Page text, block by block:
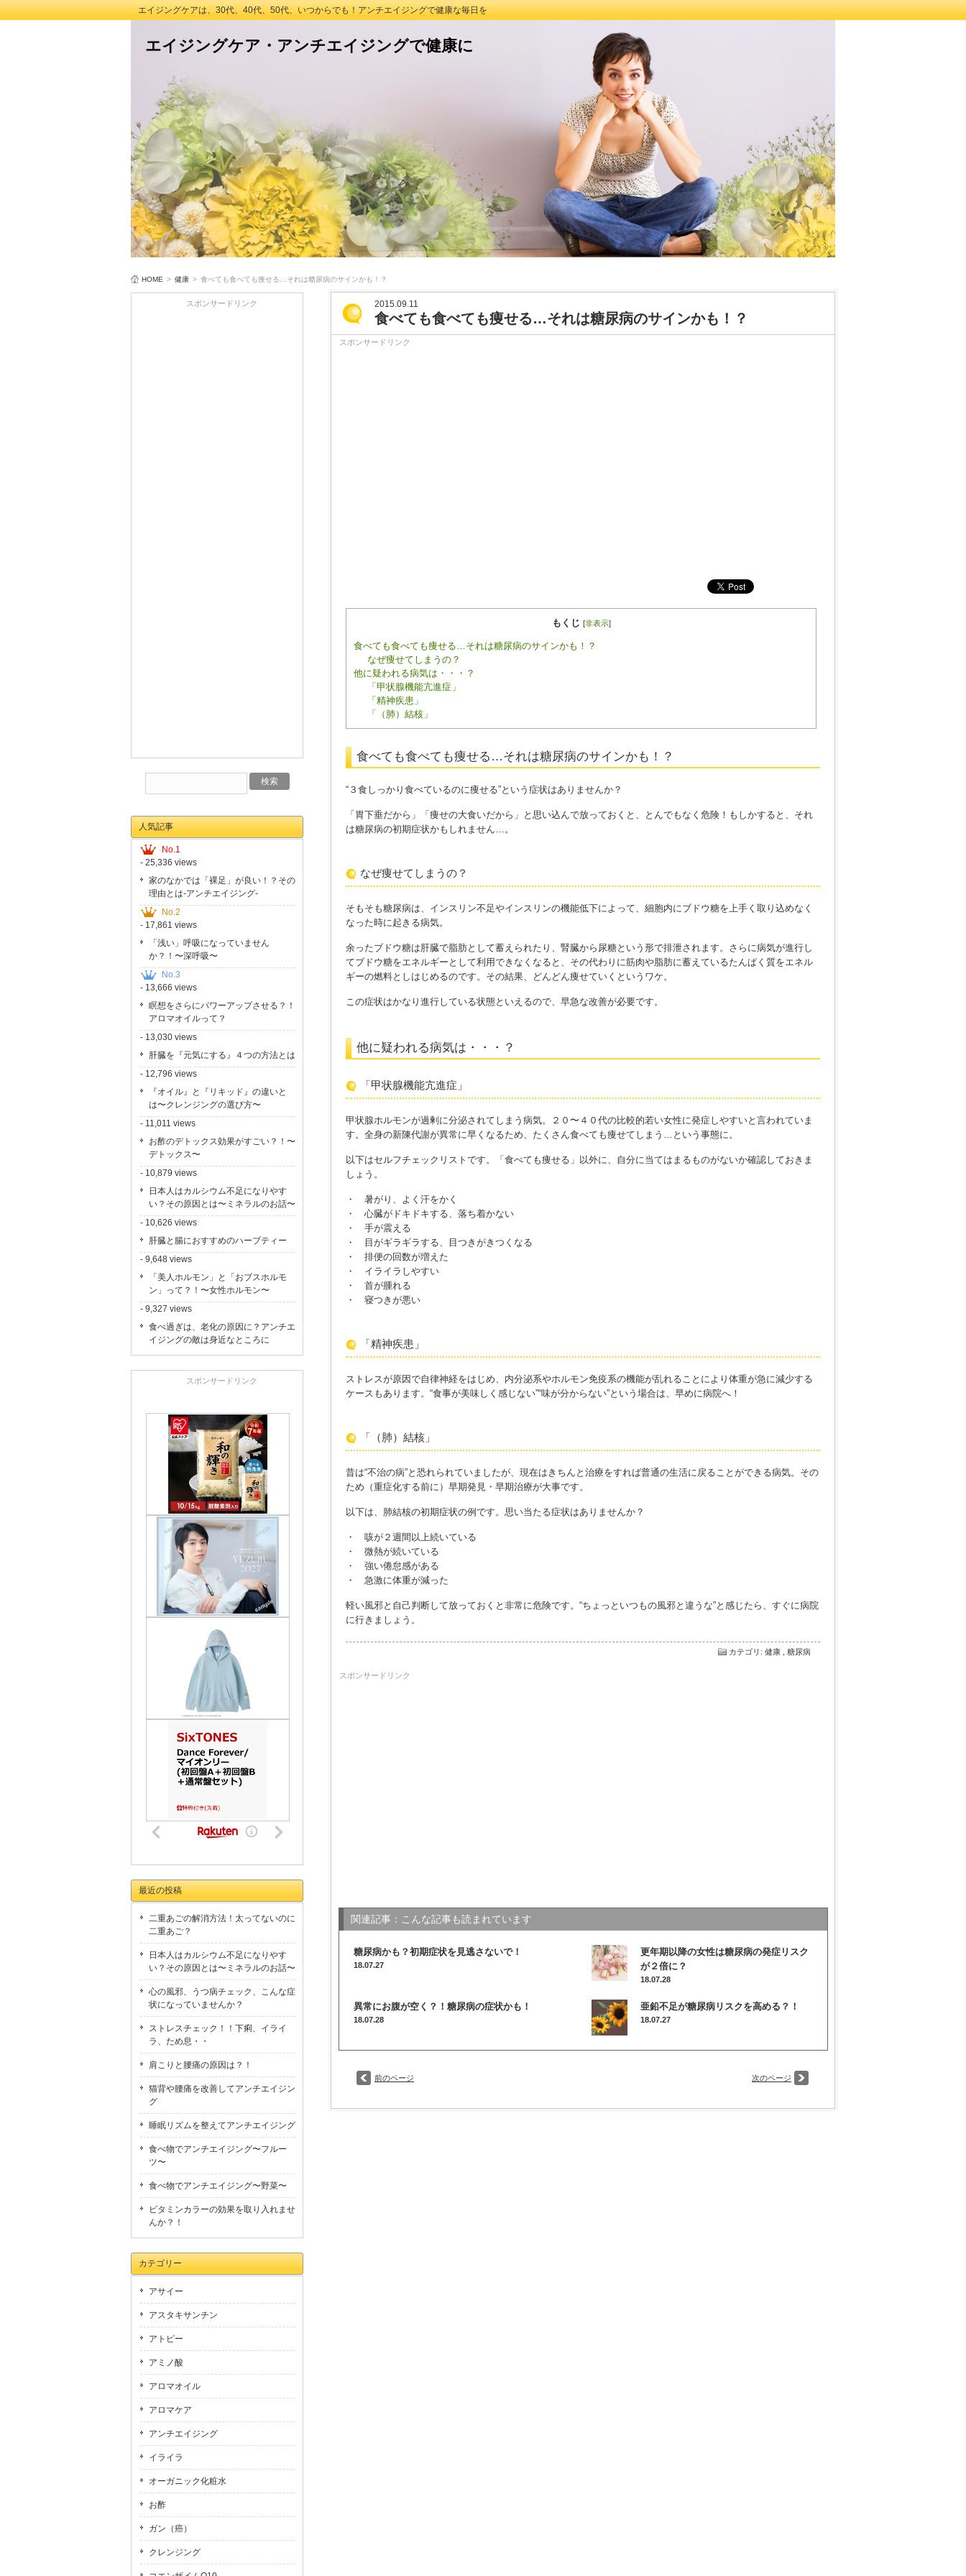
エイジングケアは、30代、40代、50代、いつからでも！アンチエイジングで健康な毎日を
エイジングケア・アンチエイジングで健康に
HOME > 健康 > 食べても食べても痩せる…それは糖尿病のサインかも！？
2015.09.11
食べても食べても痩せる…それは糖尿病のサインかも！？
スポンサードリンク
もくじ [非表示]
食べても食べても痩せる…それは糖尿病のサインかも！？
なぜ痩せてしまうの？
他に疑われる病気は・・・？
「甲状腺機能亢進症」
「精神疾患」
「（肺）結核」
食べても食べても痩せる…それは糖尿病のサインかも！？
“３食しっかり食べているのに痩せる”という症状はありませんか？
「胃下垂だから」「痩せの大食いだから」と思い込んで放っておくと、とんでもなく危険！もしかすると、それ
は糖尿病の初期症状かもしれません…。
なぜ痩せてしまうの？
そもそも糖尿病は、インスリン不足やインスリンの機能低下によって、細胞内にブドウ糖を上手く取り込めなく
なった時に起きる病気。
余ったブドウ糖は肝臓で脂肪として蓄えられたり、腎臓から尿糖という形で排泄されます。さらに病気が進行し
てブドウ糖をエネルギーとして利用できなくなると、その代わりに筋肉や脂肪に蓄えているたんぱく質をエネル
ギーの燃料としはじめるのです。その結果、どんどん痩せていくというワケ。
この症状はかなり進行している状態といえるので、早急な改善が必要です。
他に疑われる病気は・・・？
「甲状腺機能亢進症」
甲状腺ホルモンが過剰に分泌されてしまう病気。２０〜４０代の比較的若い女性に発症しやすいと言われていま
す。全身の新陳代謝が異常に早くなるため、たくさん食べても痩せてしまう…という事態に。
以下はセルフチェックリストです。「食べても痩せる」以外に、自分に当てはまるものがないか確認しておきま
しょう。
・ 暑がり、よく汗をかく
・ 心臓がドキドキする、落ち着かない
・ 手が震える
・ 目がギラギラする、目つきがきつくなる
・ 排便の回数が増えた
・ イライラしやすい
・ 首が腫れる
・ 寝つきが悪い
「精神疾患」
ストレスが原因で自律神経をはじめ、内分泌系やホルモン免疫系の機能が乱れることにより体重が急に減少する
ケースもあります。“食事が美味しく感じない”“味が分からない”という場合は、早めに病院へ！
「（肺）結核」
昔は“不治の病”と恐れられていましたが、現在はきちんと治療をすれば普通の生活に戻ることができる病気。その
ため（重症化する前に）早期発見・早期治療が大事です。
以下は、肺結核の初期症状の例です。思い当たる症状はありませんか？
・ 咳が２週間以上続いている
・ 微熱が続いている
・ 強い倦怠感がある
・ 急激に体重が減った
軽い風邪と自己判断して放っておくと非常に危険です。“ちょっといつもの風邪と違うな”と感じたら、すぐに病院
に行きましょう。
カテゴリ : 健康 糖尿病
スポンサードリンク
関連記事：こんな記事も読まれています
糖尿病かも？初期症状を見逃さないで！
18.07.27
更年期以降の女性は糖尿病の発症リスク
が２倍に？
18.07.28
異常にお腹が空く？！糖尿病の症状かも！
18.07.28
亜鉛不足が糖尿病リスクを高める？！
18.07.27
前のページ 次のページ
スポンサードリンク
人気記事
No.1
- 25,336 views
家のなかでは「裸足」が良い！？その
理由とは-アンチエイジング-
No.2
- 17,861 views
「浅い」呼吸になっていません
か？！〜深呼吸〜
No.3
- 13,666 views
瞑想をさらにパワーアップさせる？！
アロマオイルって？
- 13,030 views
肝臓を『元気にする』４つの方法とは
- 12,796 views
『オイル』と『リキッド』の違いと
は〜クレンジングの選び方〜
- 11,011 views
お酢のデトックス効果がすごい？！〜
デトックス〜
- 10,879 views
日本人はカルシウム不足になりやす
い？その原因とは〜ミネラルのお話〜
- 10,626 views
肝臓と腸におすすめのハーブティー
- 9,648 views
「美人ホルモン」と「おブスホルモ
ン」って？！〜女性ホルモン〜
- 9,327 views
食べ過ぎは、老化の原因に？アンチエ
イジングの敵は身近なところに
スポンサードリンク
最近の投稿
二重あごの解消方法！太ってないのに
二重あご？
日本人はカルシウム不足になりやす
い？その原因とは〜ミネラルのお話〜
心の風邪、うつ病チェック、こんな症
状になっていませんか？
ストレスチェック！！下痢、イライ
ラ、ため息・・
肩こりと腰痛の原因は？！
猫背や腰痛を改善してアンチエイジン
グ
睡眠リズムを整えてアンチエイジング
食べ物でアンチエイジング〜フルー
ツ〜
食べ物でアンチエイジング〜野菜〜
ビタミンカラーの効果を取り入れませ
んか？！
カテゴリー
アサイー
アスタキサンチン
アトピー
アミノ酸
アロマオイル
アロマケア
アンチエイジング
イライラ
オーガニック化粧水
お酢
ガン（癌）
クレンジング